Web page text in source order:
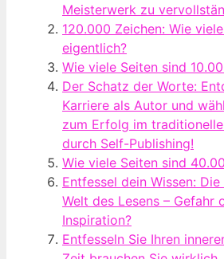
Meisterwerk zu
120.000 Zeichen: Wie
eigentlich?
Wie viele Seiten sind
Der Schatz der Worte:
Karriere als Autor und
zum Erfolg im
durch Self-Publishing!
Wie viele Seiten sind
Entfessel dein Wissen:
Welt des Lesens – Gefahr
Inspiration?
Entfesseln Sie Ihren